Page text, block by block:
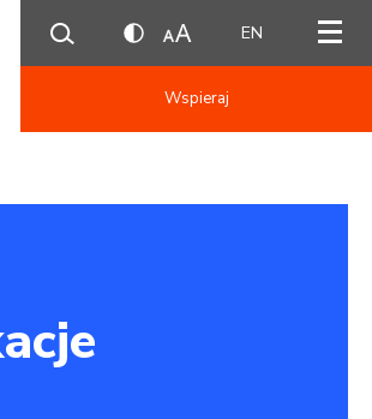
EN
Wspieraj